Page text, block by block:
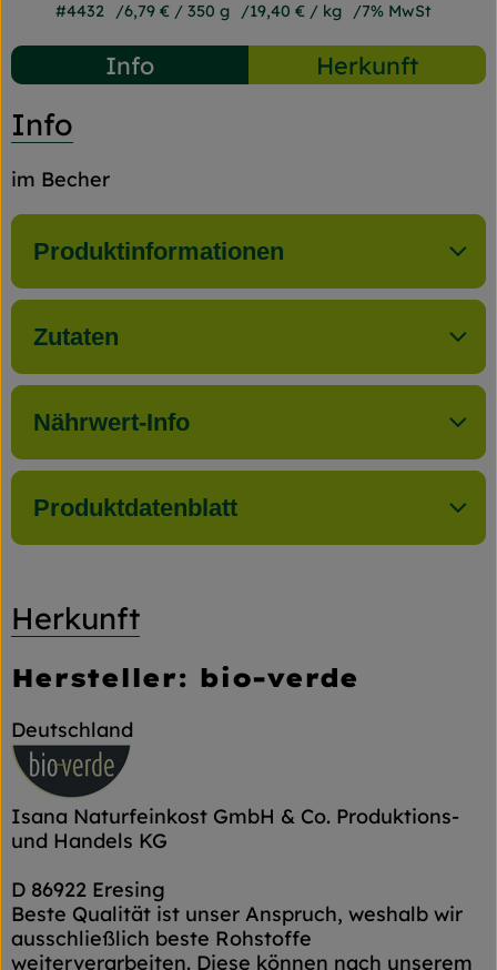
#4432 6,79 € / 350 g 19,40 € / kg 7% MwSt
Info Herkunft
Info
im Becher
Produktinformationen
Zutaten
Nährwert-Info
Produktdatenblatt
Herkunft
Hersteller: bio-verde
Deutschland
Isana Naturfeinkost GmbH & Co. Produktions-
und Handels KG
D 86922 Eresing
Beste Qualität ist unser Anspruch, weshalb wir
ausschließlich beste Rohstoffe
weiterverarbeiten. Diese können nach unserem